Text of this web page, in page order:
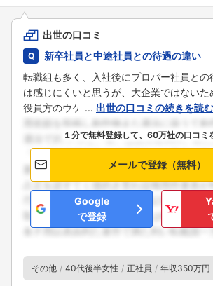
出世の口コミ
新卒社員と中途社員との待遇の違い
転職組も多く、入社後にプロパー社員と
は感じにくいと思うが、大企業ではない
役員方のウケ ... 出世の口コミの続きを読む
１分で無料登録して、60万社の口コミ
メールで登録（無料）
Google
で登録
その他 40代後半女性 正社員 年収350万円